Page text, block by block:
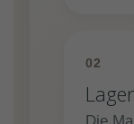
02